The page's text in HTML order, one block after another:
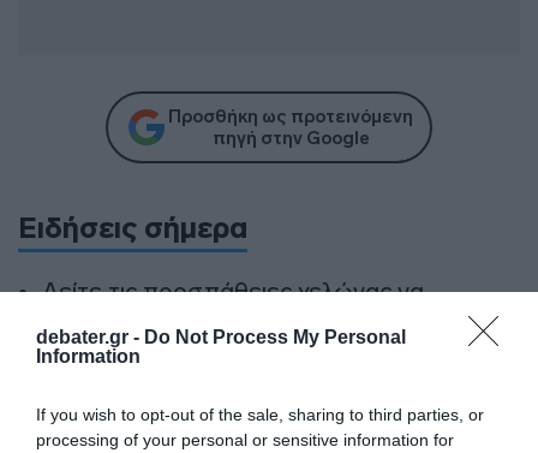
debater.gr - Do Not Process My Personal
Information
If you wish to opt-out of the sale, sharing to third parties, or
processing of your personal or sensitive information for
Προσθήκη ως προτεινόμενη
πηγή στην Google
Ειδήσεις σήμερα
Δείτε τις προσπάθειες χελώνας να
προειδοποίηση των κατοίκων (βίντεο)
στο ρεύμα προς Πειραιά